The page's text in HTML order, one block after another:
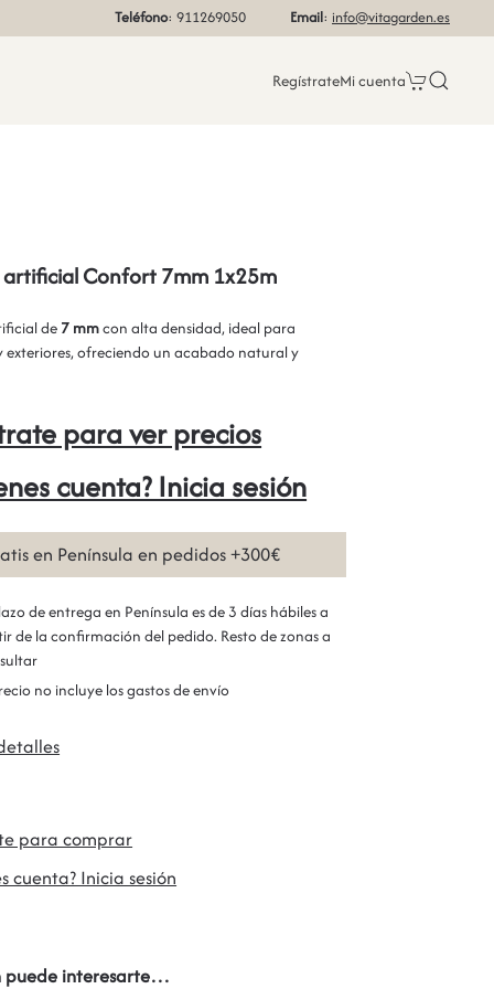
Teléfono: 911269050 Email: info@vitagarden.es
RegístrateMi cuenta
artificial Confort 7mm 1x25m
de 7 mmcon alta densidad, ideal para
exteriores, ofreciendo un acabado natural y
para ver precios
cuenta? Inicia sesión
en Península en pedidos +300€
de entrega en Península es de 3 días hábiles a
de la confirmación del pedido. Resto de zonas a
no incluye los gastos de envío
para comprar
cuenta? Inicia sesión
puede interesarte…